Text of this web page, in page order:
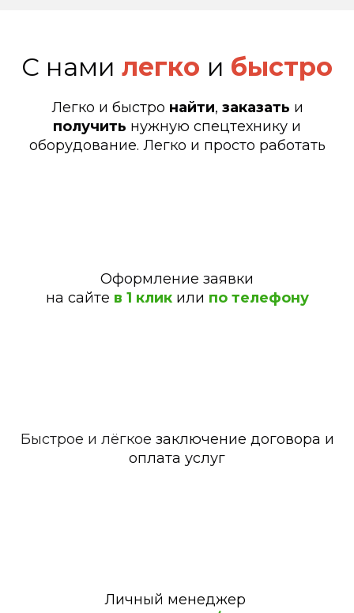
С нами легко и быстро
Легко и быстро найти, заказать и
получить нужную спецтехнику и
оборудование. Легко и просто работать
Оформление заявки
на сайте в 1 клик или по телефону
Быстрое и лёгкое заключение договора и
оплата услуг
Личный менеджер